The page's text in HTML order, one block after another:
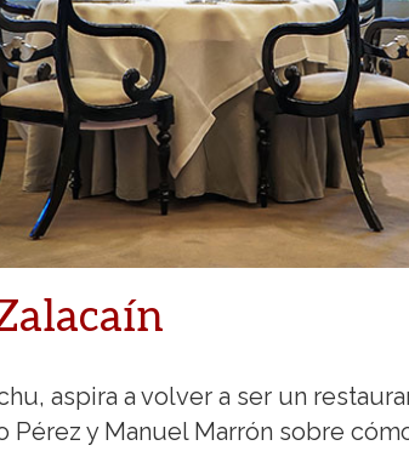
aspira a volver a ser un
Pérez y Manuel Marrón sobre